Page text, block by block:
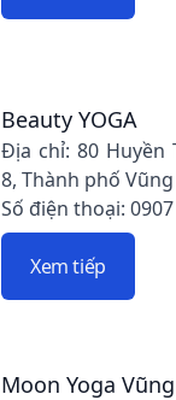
Beauty YOGA
Địa chỉ: 80 Huyền
8, Thành phố Vũng
Số điện thoại:
Xem tiếp
Moon Yoga